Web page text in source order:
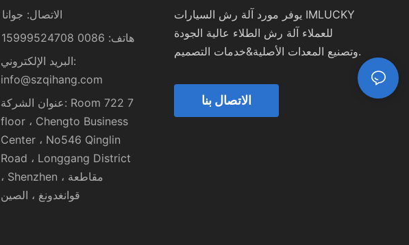
الاتصال: جوانا
هاتف: 0086 15999524708
البريد الإلكتروني:
info@szqihang.com
عنوان الشركة: Room 722 7
floor ، Chengto Business
Center ، No546 Qinglin
Road ، Longgang District
، Shenzhen ، مقاطعة
قوانغدونغ ، الصين
يوفر مورد آلة رش السيارات IMLUCKY
للعملاء آلة رش الطلاء عالية الجودة
وتصنيع المعدات الأصلية&خدمات التصميم.
الاتصال بنا